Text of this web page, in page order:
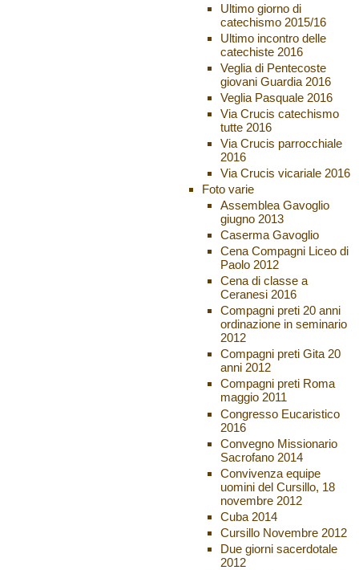
Ultimo giorno di
catechismo 2015/16
Ultimo incontro delle
catechiste 2016
Veglia di Pentecoste
giovani Guardia 2016
Veglia Pasquale 2016
Via Crucis catechismo
tutte 2016
Via Crucis parrocchiale
2016
Via Crucis vicariale 2016
Foto varie
Assemblea Gavoglio
giugno 2013
Caserma Gavoglio
Cena Compagni Liceo di
Paolo 2012
Cena di classe a
Ceranesi 2016
Compagni preti 20 anni
ordinazione in seminario
2012
Compagni preti Gita 20
anni 2012
Compagni preti Roma
maggio 2011
Congresso Eucaristico
2016
Convegno Missionario
Sacrofano 2014
Convivenza equipe
uomini del Cursillo, 18
novembre 2012
Cuba 2014
Cursillo Novembre 2012
Due giorni sacerdotale
2012